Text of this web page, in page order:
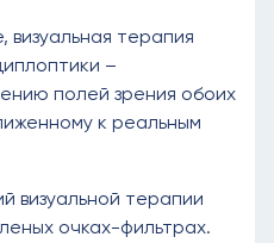
визуальная терапия
–
полей зрения обоих
к реальным
визуальной терапии
очках-фильтрах.